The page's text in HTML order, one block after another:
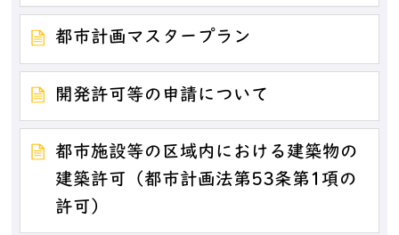
都市計画マスタープラン
開発許可等の申請について
都市施設等の区域内における建築物の
建築許可（都市計画法第53条第1項の
許可）